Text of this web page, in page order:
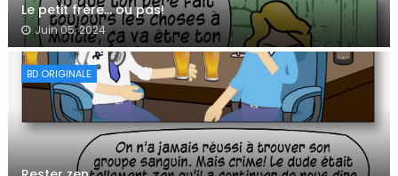
Le petit frère… ou pas!
Juin 05, 2024
BD ORIGINALE